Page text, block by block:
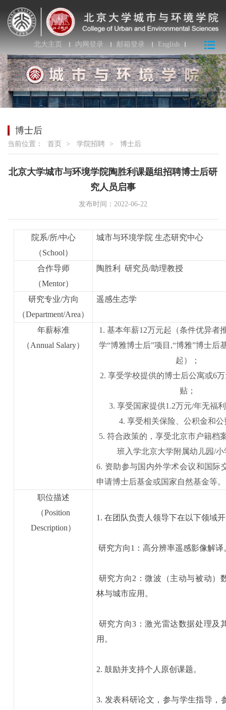
北大主页 内网登录 邮箱登录 English
博士后
当前位置： 首页 > 学院招聘 > 博士后
北京大学城市与环境学院陶胜利课题组招聘博士后研
究人员启事
发布时间：2022-06-22
院系/所/中心
（School）
城市与环境学院 生态研究中心
合作导师
（Mentor）
陶胜利 研究员/助理教授
研究专业/方向
（Department/Area）
遥感生态学
年薪标准
（Annual Salary）
1. 基本年薪12万元起（条件优异者
学“博雅博士后”项目,“博雅”博士后
起）；
2. 享受学校提供的博士后公寓或6
贴；
3. 享受国家提供1.2万元/年无福
4. 享受相关保险、公积金和公
5. 符合政策的，享受北京市户籍档
班入学北京大学附属幼儿园/小
6. 资助参与国内外学术会议和国际
申请博士后基金或国家自然基金等。
职位描述
（Position
Description）
1. 在团队负责人领导下在以下领域
研究方向1：高分辨率遥感影像解译
研究方向2：微波（主动与被动）
林与城市应用。
研究方向3：激光雷达数据处理及
用。
2. 鼓励并支持个人原创课题。
3. 发表科研论文，参与学生指导，